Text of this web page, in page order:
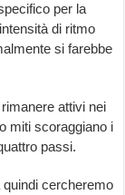
per la
di ritmo
si farebbe
attivi nei
miti scoraggiano i
passi.
cercheremo